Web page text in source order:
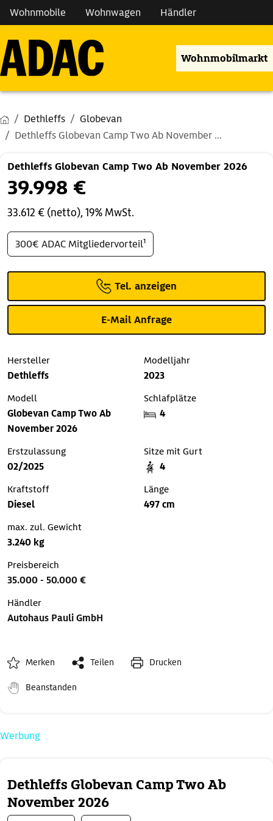
Wohnmobile Wohnwagen Händler
Wohnmobilmarkt
Dethleffs
Globevan
Dethleffs Globevan Camp Two Ab November ...
Dethleffs Globevan Camp Two Ab
November 2026
Dethleffs Globevan Camp Two Ab November 2026
39.998 €
33.612 € (netto), 19% MwSt.
300€ ADAC Mitgliedervorteil¹
Tel. anzeigen
E-Mail Anfrage
Hersteller
Dethleffs
Modelljahr
2023
Modell
Globevan Camp Two Ab
November 2026
Schlafplätze
4
Erstzulassung
02/2025
Sitze mit Gurt
4
Kraftstoff
Diesel
Länge
497 cm
max. zul. Gewicht
3.240 kg
Preisbereich
35.000 - 50.000 €
Händler
Autohaus Pauli GmbH
Merken Teilen Drucken
Beanstanden
Werbung